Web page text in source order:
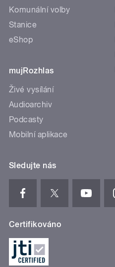
Komunální volby
Stanice
eShop
mujRozhlas
Živé vysílání
Audioarchiv
Podcasty
Mobilní aplikace
Sledujte nás
Certifikováno